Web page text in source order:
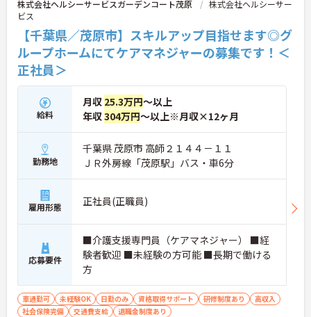
株式会社ヘルシーサービスガーデンコート茂原
株式会社ヘルシーサー
ビス
【千葉県／茂原市】スキルアップ目指せます◎グ
ループホームにてケアマネジャーの募集です！＜
正社員＞
給料
月収 25.3万円～以上
年収304万円～以上※月収×12ヶ月
勤務地
千葉県 茂原市 高師２１４４－１１
ＪＲ外房線「茂原駅」バス・車6分
雇用形態 正社員(正職員)
応募要件
■介護支援専門員（ケアマネジャー） ■経
験者歓迎 ■未経験の方可能 ■長期で働ける
方
車通勤可 未経験OK 日勤のみ 資格取得サポート 研修制度あり
高収入
社会保険完備
交通費支給 退職金制度あり